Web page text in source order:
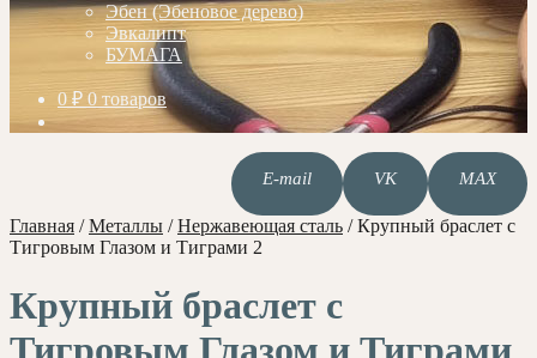
Эбен (Эбеновое дерево)
Эвкалипт
БУМАГА
0 ₽ 0 товаров
E-mail VK MAX
Главная /Металлы /Нержавеющая сталь /Крупный браслет с
Тигровым Глазом и Тиграми 2
Крупный браслет с